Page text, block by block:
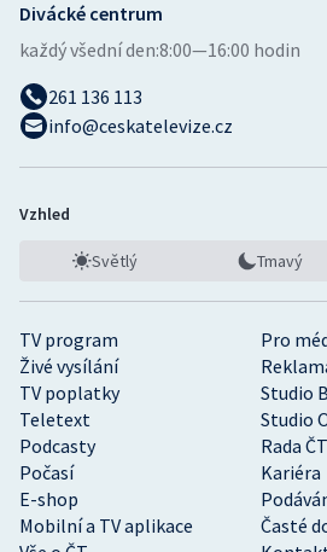
TV program
Pro
Živé vysílání
TV poplatky
Studio
Teletext
Studio
Podcasty
Rada ČT
Počasí
Kariéra
E-shop
Mobilní a TV aplikace
Časté
Divácké centrum
každý všední den:8:00—16:00 hodin
261 136 113
info@ceskatelevize.cz
Vzhled
Světlý Tmavý